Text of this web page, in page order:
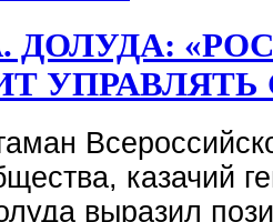
ДОЛУДА:
УПРАВЛЯТЬ
казачий
выразил